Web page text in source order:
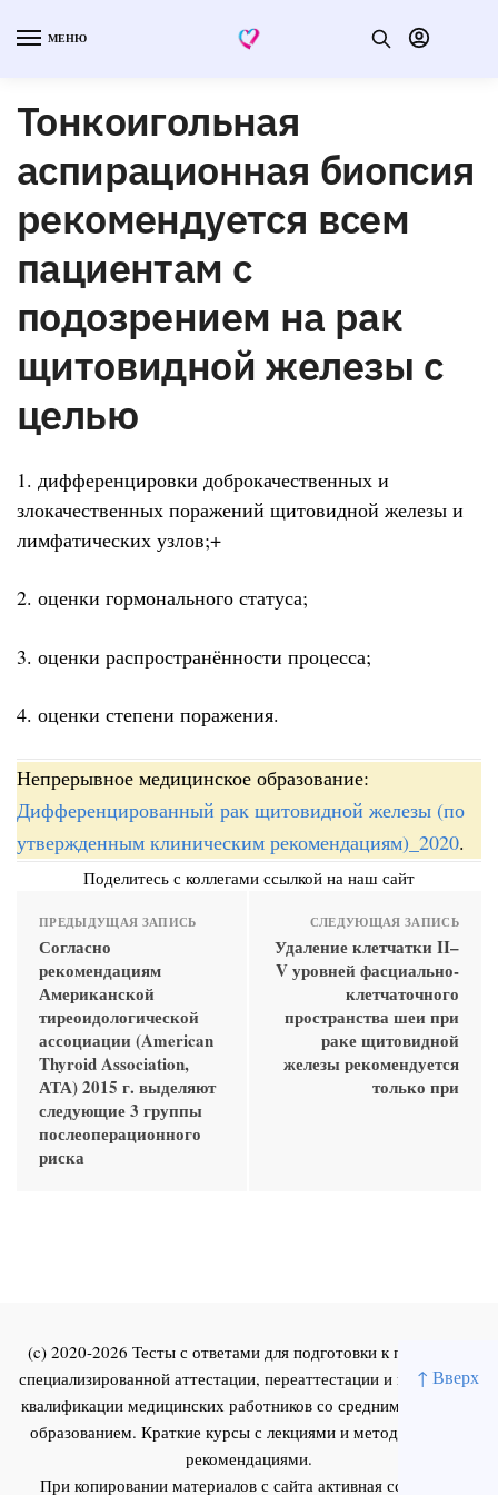
↑ Вверх
МЕНЮ
Тонкоигольная
аспирационная биопсия
рекомендуется всем
пациентам с
подозрением на рак
щитовидной железы с
целью
1. дифференцировки доброкачественных и
злокачественных поражений щитовидной железы и
лимфатических узлов;+
2. оценки гормонального статуса;
3. оценки распространённости процесса;
4. оценки степени поражения.
Непрерывное медицинское образование:
Дифференцированный рак щитовидной железы (по
утвержденным клиническим рекомендациям)_2020.
Поделитесь с коллегами ссылкой на наш сайт
ПРЕДЫДУЩАЯ ЗАПИСЬ
Согласно
рекомендациям
Американской
тиреоидологической
ассоциации (American
Thyroid Association,
АТА) 2015 г. выделяют
следующие 3 группы
послеоперационного
риска
СЛЕДУЮЩАЯ ЗАПИСЬ
Удаление клетчатки II–
V уровней фасциально-
клетчаточного
пространства шеи при
раке щитовидной
железы рекомендуется
только при
(c) 2020-2026 Тесты с ответами для подготовки к первичной
специализированной аттестации, переаттестации и повышения
квалификации медицинских работников со средним и высшим
образованием. Краткие курсы с лекциями и методическими
рекомендациями.
При копировании материалов с сайта активная ссылка на